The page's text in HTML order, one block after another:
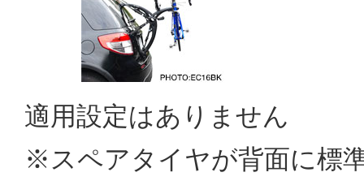
適用設定はありません
※スペアタイヤが背面に標